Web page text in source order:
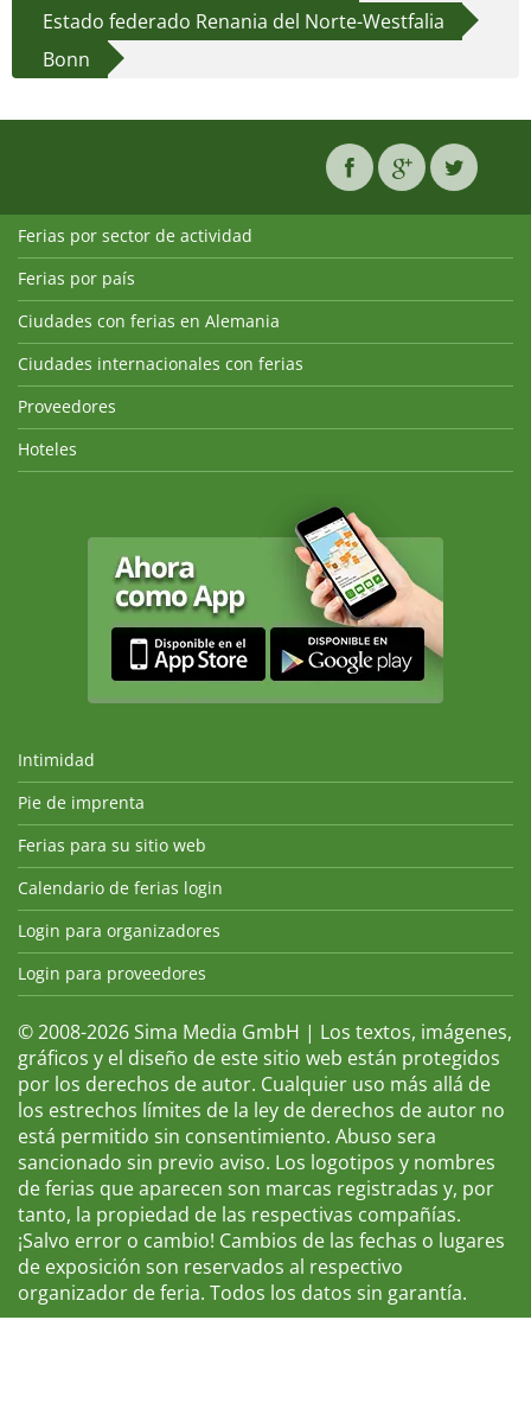
Estado federado Renania del Norte-Westfalia
Bonn
Ferias por sector de actividad
Ferias por país
Ciudades con ferias en Alemania
Ciudades internacionales con ferias
Proveedores
Hoteles
Intimidad
Pie de imprenta
Ferias para su sitio web
Calendario de ferias login
Login para organizadores
Login para proveedores
© 2008-2026 Sima Media GmbH | Los textos, imágenes,
gráficos y el diseño de este sitio web están protegidos
por los derechos de autor. Cualquier uso más allá de
los estrechos límites de la ley de derechos de autor no
está permitido sin consentimiento. Abuso sera
sancionado sin previo aviso. Los logotipos y nombres
de ferias que aparecen son marcas registradas y, por
tanto, la propiedad de las respectivas compañías.
¡Salvo error o cambio! Cambios de las fechas o lugares
de exposición son reservados al respectivo
organizador de feria. Todos los datos sin garantía.